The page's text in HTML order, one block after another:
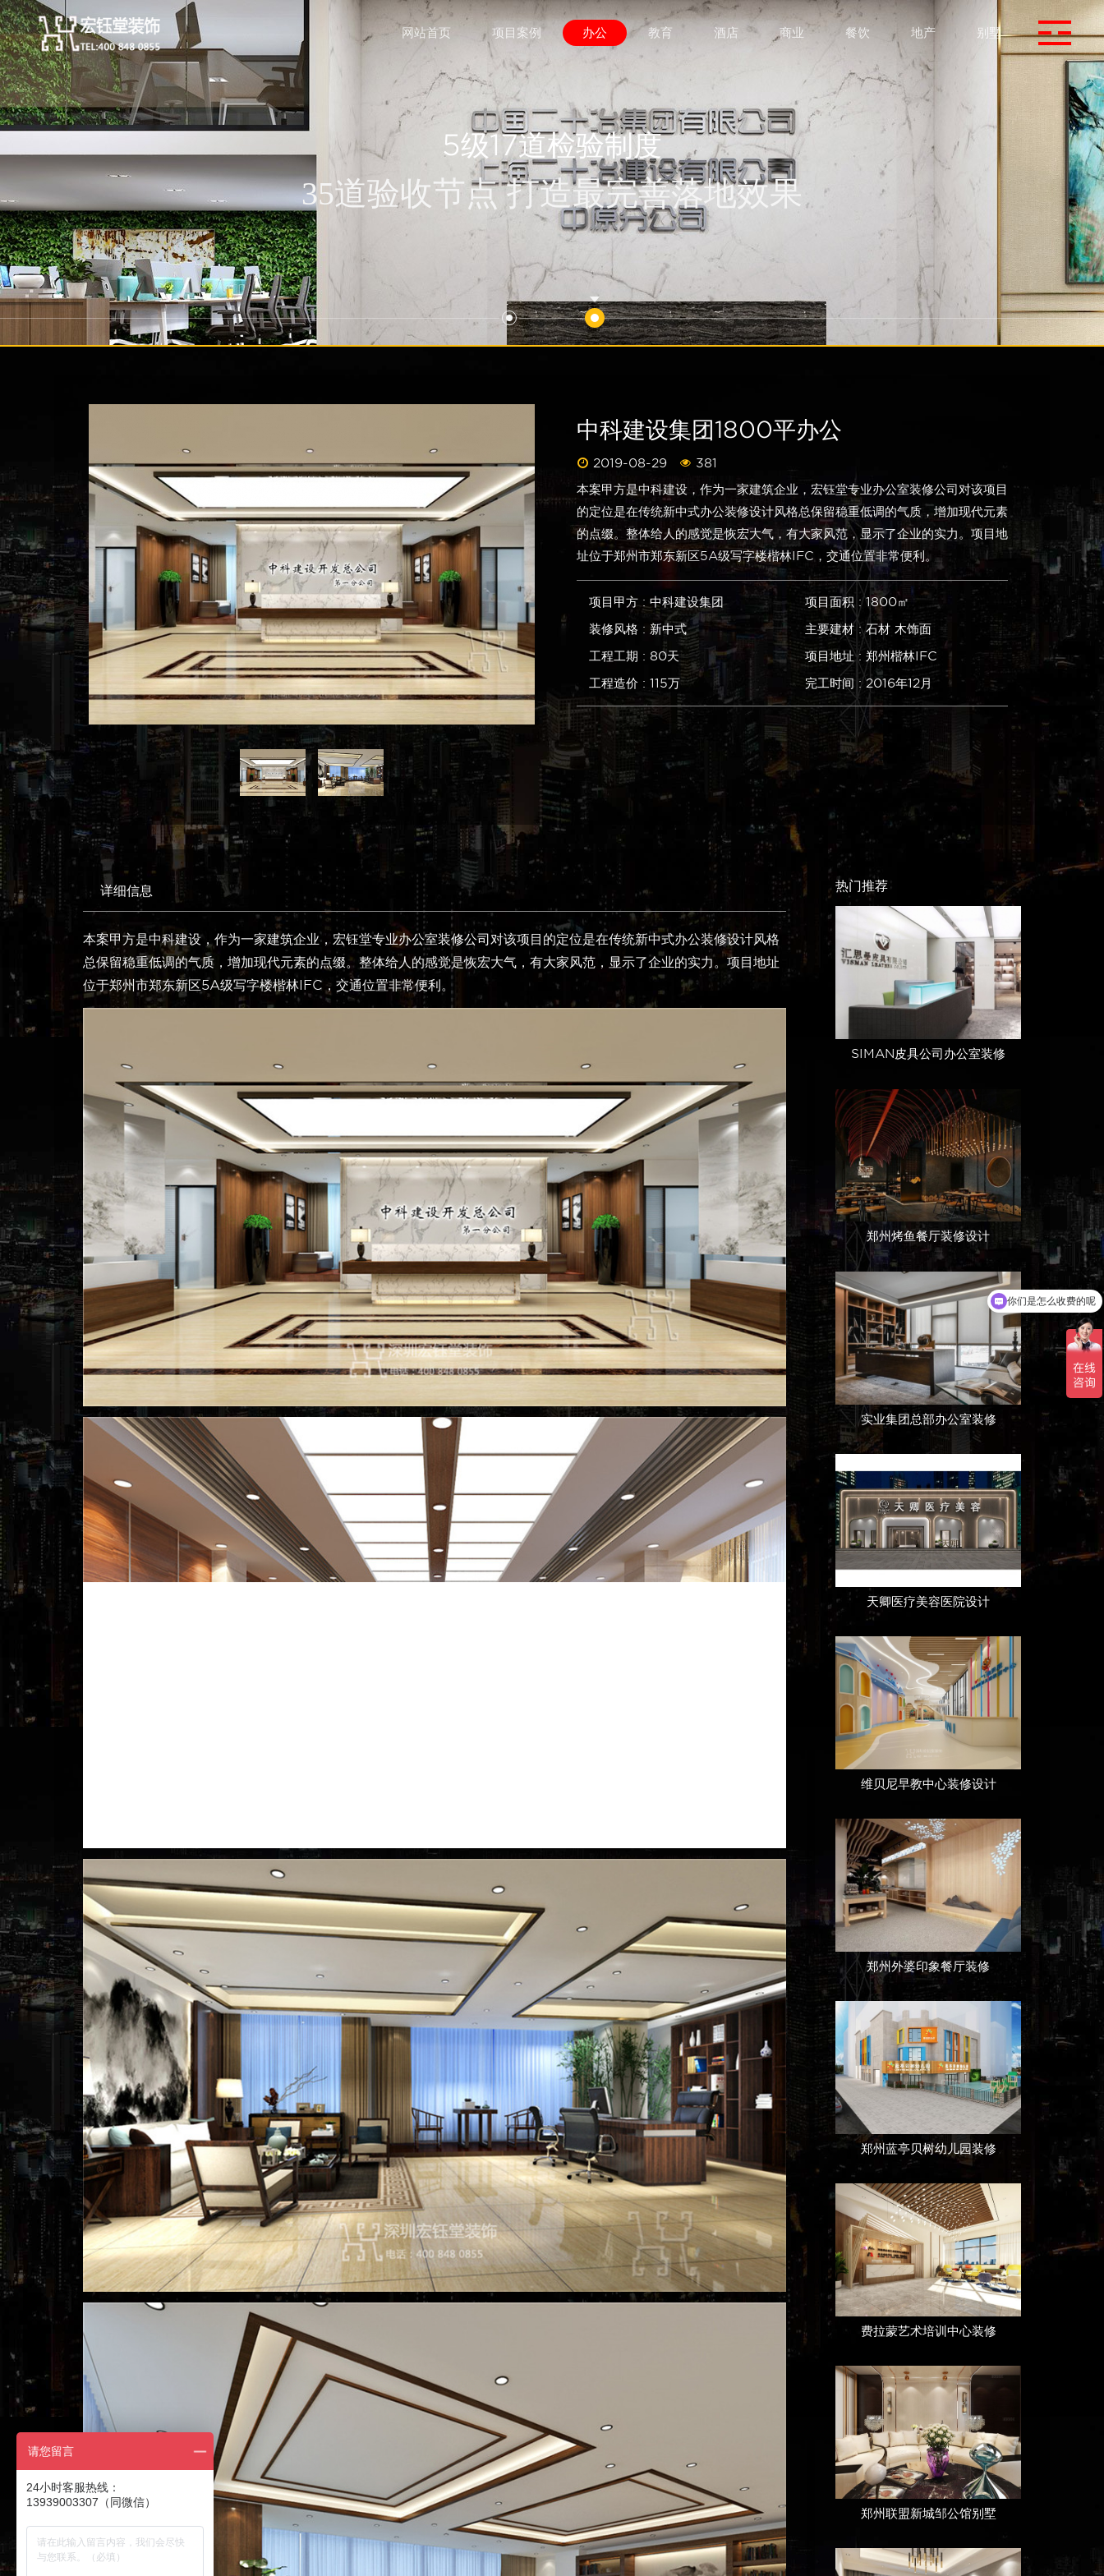
网站首页 项目案例 办公 教育 酒店 商业 餐饮 地产 别墅
5级17道检验制度
35道验收节点 打造最完善落地效果
中科建设集团1800平办公
2019-08-29
381
本案甲方是中科建设，作为一家建筑企业，宏钰堂专业办公室装修公司对该项目
的定位是在传统新中式办公装修设计风格总保留稳重低调的气质，增加现代元素
的点缀。整体给人的感觉是恢宏大气，有大家风范，显示了企业的实力。项目地
址位于郑州市郑东新区5A级写字楼楷林IFC，交通位置非常便利。
项目甲方 : 中科建设集团
项目面积 : 1800㎡
装修风格 : 新中式
主要建材 : 石材 木饰面
工程工期 : 80天
项目地址 : 郑州楷林IFC
工程造价 : 115万
完工时间 : 2016年12月
详细信息
本案甲方是中科建设，作为一家建筑企业，宏钰堂专业办公室装修公司对该项目的定位是在传统新中式办公装修设计风格
总保留稳重低调的气质，增加现代元素的点缀。整体给人的感觉是恢宏大气，有大家风范，显示了企业的实力。项目地址
位于郑州市郑东新区5A级写字楼楷林IFC，交通位置非常便利。
热门推荐
SIMAN皮具公司办公室装修
郑州烤鱼餐厅装修设计
实业集团总部办公室装修
天卿医疗美容医院设计
维贝尼早教中心装修设计
郑州外婆印象餐厅装修
郑州蓝亭贝树幼儿园装修
费拉蒙艺术培训中心装修
郑州联盟新城邹公馆别墅
现在有优惠活动吗
请您留言
24小时客服热线：
13939003307（同微信）